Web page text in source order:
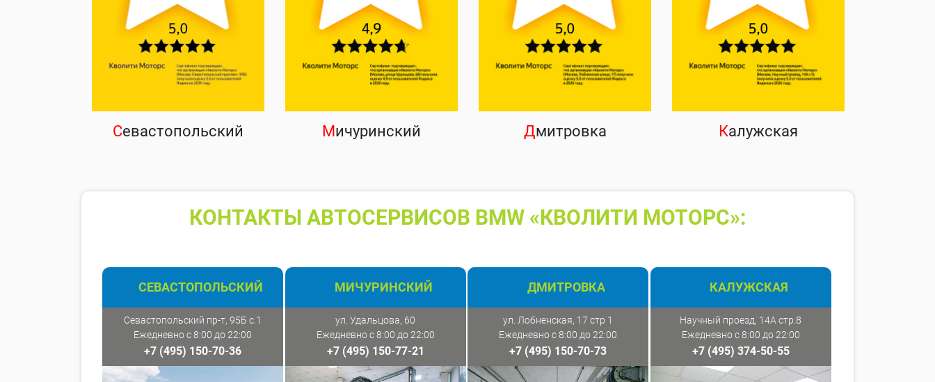
Севастопольский Мичуринский Дмитровка Калужская
КОНТАКТЫ АВТОСЕРВИСОВ BMW «КВОЛИТИ МОТОРС»:
СЕВАСТОПОЛЬСКИЙ
Севастопольский пр-т, 95Б с.1
Ежедневно с 8:00 до 22:00
+7 (495) 150-70-36
МИЧУРИНСКИЙ
ул. Удальцова, 60
Ежедневно с 8:00 до 22:00
+7 (495) 150-77-21
ДМИТРОВКА
ул. Лобненская, 17 стр 1
Ежедневно с 8:00 до 22:00
+7 (495) 150-70-73
КАЛУЖСКАЯ
Научный проезд, 14А стр.8
Ежедневно с 8:00 до 22:00
+7 (495) 374-50-55